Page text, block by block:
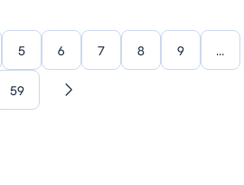
5 6 7 8 9 …
59
Nächste